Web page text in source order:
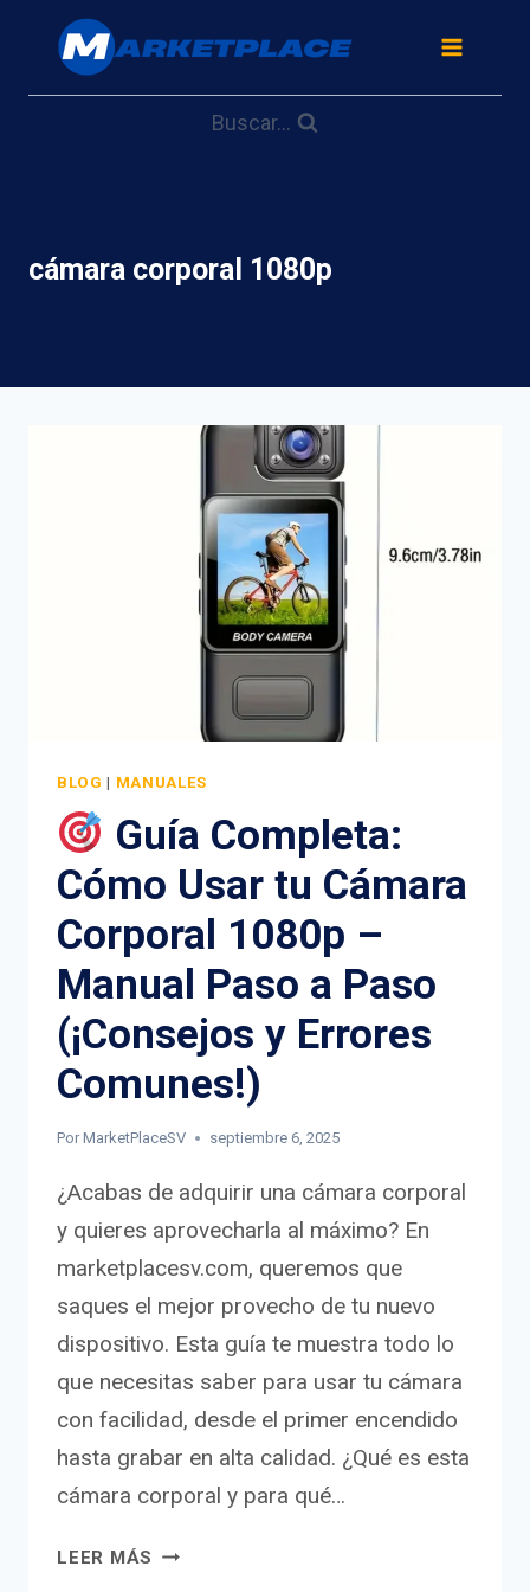
contenido
Buscar...
cámara corporal 1080p
BLOG | MANUALES
Guía Completa:
Cómo Usar tu Cámara
Corporal 1080p –
Manual Paso a Paso
(¡Consejos y Errores
Comunes!)
Por MarketPlaceSV septiembre 6, 2025
¿Acabas de adquirir una cámara corporal
y quieres aprovecharla al máximo? En
marketplacesv.com, queremos que
saques el mejor provecho de tu nuevo
dispositivo. Esta guía te muestra todo lo
que necesitas saber para usar tu cámara
con facilidad, desde el primer encendido
hasta grabar en alta calidad. ¿Qué es esta
cámara corporal y para qué…
LEER MÁS